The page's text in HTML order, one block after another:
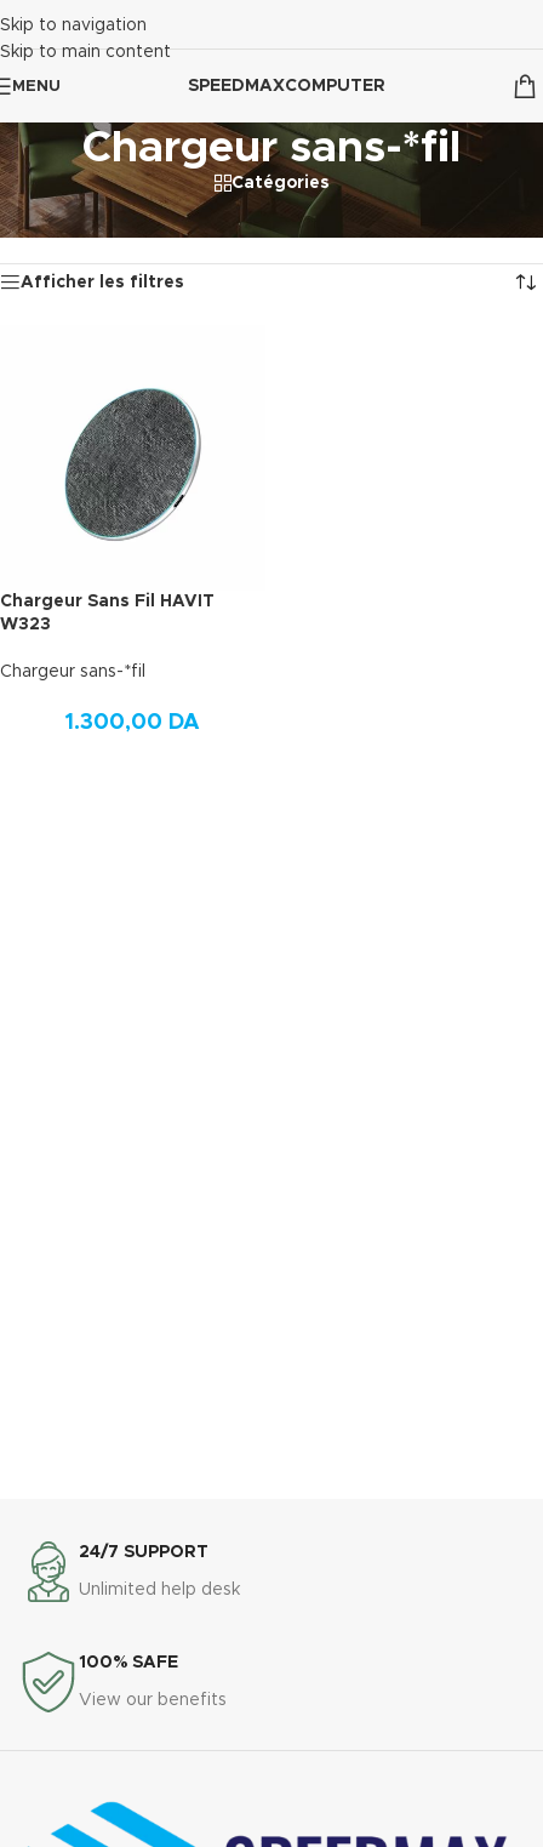
Skip to navigation
Skip to main content
MENU SPEEDMAXCOMPUTER
Chargeur sans-*fil
Catégories
Accueil/Accessoires Mobile
Chargeur sans-*fil
Voici le seul résultat
Afficher les filtres
Chargeur Sans Fil HAVIT
W323
Chargeur sans-*fil
1.300,00 DA
24/7 SUPPORT
Unlimited help desk
100% SAFE
View our benefits